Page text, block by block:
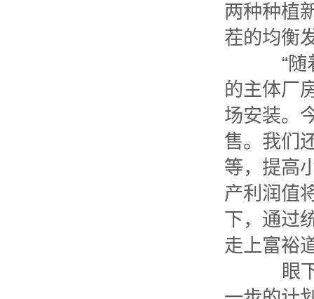
两种种植
茬的均衡
“随着
的主体厂
场安装。
售。我们
等，提高
产利润值
下，通过
走上富裕
眼下